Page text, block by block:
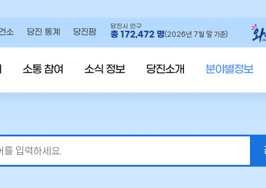
소 당진 통계 당진팜
당진시 인구
총 172,472 명(2026년 7월 말 기준)
소통 참여 소식 정보 당진소개 분야별정보